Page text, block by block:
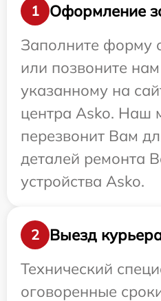
1
Оформление
Заполните форму
или позвоните
указанному на
центра Asko. Наш
перезвонит Вам
деталей ремонта
устройства Asko.
2
Выезд
Технический
оговоренные